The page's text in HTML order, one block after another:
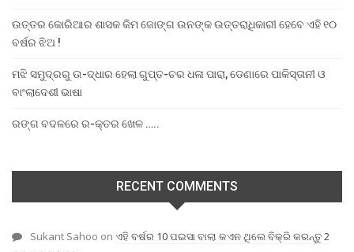
ଉତ୍ତର କୋରିଆର ଶାସକ କିମ ଜୋଙ୍ଗ ଉନଙ୍କ ଉତ୍ତରାଧିକାରୀ ହେବେ ଏହି ୧୦
ବର୍ଷର ଝିଅ !
ମଝି ସମୁଦ୍ରରୁ ଉ-ଦ୍ଧାର ହେଲା ଗୁପ୍ତ-ଚର ଧଳା ପାରା, ଡେଣାରେ ପାକିସ୍ତାନୀ ଓ
ବାଂଲାଦେଶୀ ଭାଷା
ରଙ୍ଗ ବଦଳରେ ର-କ୍ତର ଖେଳ …..
RECENT COMMENTS
Sukant Sahoo on ଏହି ବର୍ଷର 10 ପଇସା ବାଲା କଏନ ଥିଲେ ବିକ୍ରି କରନ୍ତୁ 2